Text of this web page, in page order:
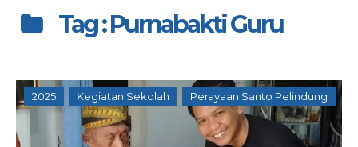
Tag : Purnabakti Guru
2025 Kegiatan Sekolah Perayaan Santo Pelindung